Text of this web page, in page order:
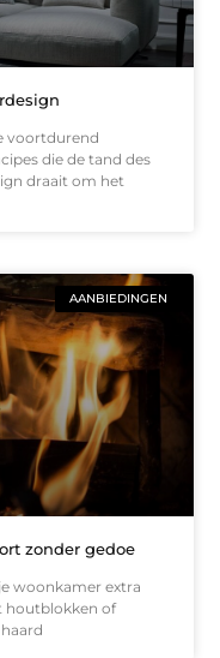
voortdurend
die de tand des
draait om het
AANBIEDINGEN
zonder gedoe
woonkamer extra
houtblokken of